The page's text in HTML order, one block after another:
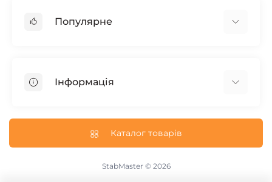
Популярне
Стабілізатори на 5 кВт
Інверторні стабілізатори
Електронні стабілізатори
Інформація
Гарантія та Повернення
Про магазин
Політика конфіденційності
Каталог товарів
StabMaster © 2026